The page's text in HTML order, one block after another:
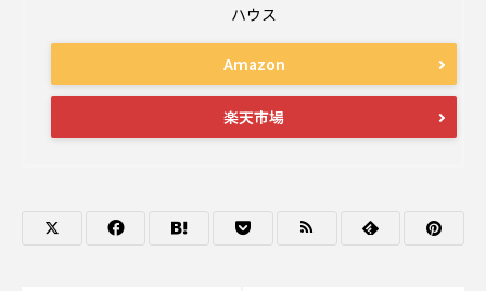
ハウス
Amazon
楽天市場